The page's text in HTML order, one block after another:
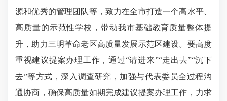
源和优秀的管理团队等，致力在全市打造一个高水平、
高质量的示范性学校，带动我市基础教育质量整体提
升，助力三明革命老区高质量发展示范区建设。要高度
重视建议提案办理工作，通过“请进来”“走出去”“沉下
去”等方式，深入调查研究，加强与代表委员全过程沟
通协商，确保高质量如期完成建议提案办理工作，力求